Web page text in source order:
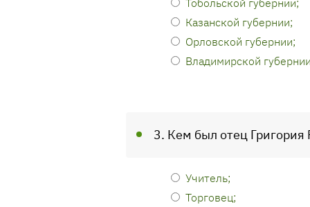
Казанской губернии;
Орловской губернии;
Владимирской
3. Кем был отец Григория
Учитель;
Торговец;